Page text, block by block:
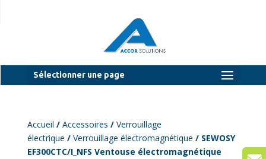
Sélectionner une page
Accueil / Accessoires / Verrouillage
électrique / Verrouillage électromagnétique / SEWOSY
EF300CTC/I_NFS Ventouse électromagnétique